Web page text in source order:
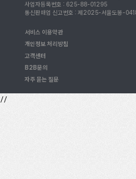
사업자등록번호 : 625-88-01295
통신판매업 신고번호 : 제2025-서울도봉-
서비스 이용약관
개인정보 처리방침
고객센터
B2B문의
자주 묻는 질문
//